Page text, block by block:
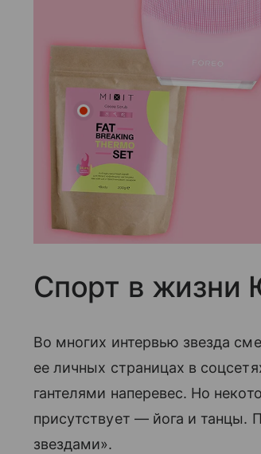
Спорт в
Во многих интервью звезда
ее личных страницах в
гантелями наперевес. Но
присутствует — йога и танцы.
звездами».